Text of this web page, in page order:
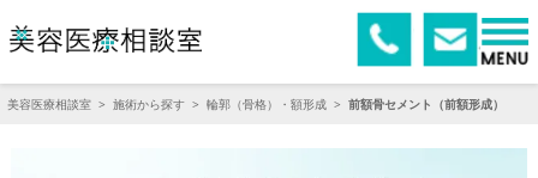
美容医療相談室 > 施術から探す > 輪郭（骨格）・額形成 > 前額骨セメント（前額形成）